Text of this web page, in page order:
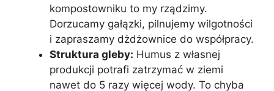
kompostowniku to my rządzimy.
Dorzucamy gałązki, pilnujemy wilgotności
i zapraszamy dżdżownice do współpracy.
Struktura gleby: Humus z własnej
produkcji potrafi zatrzymać w ziemi
nawet do 5 razy więcej wody. To chyba